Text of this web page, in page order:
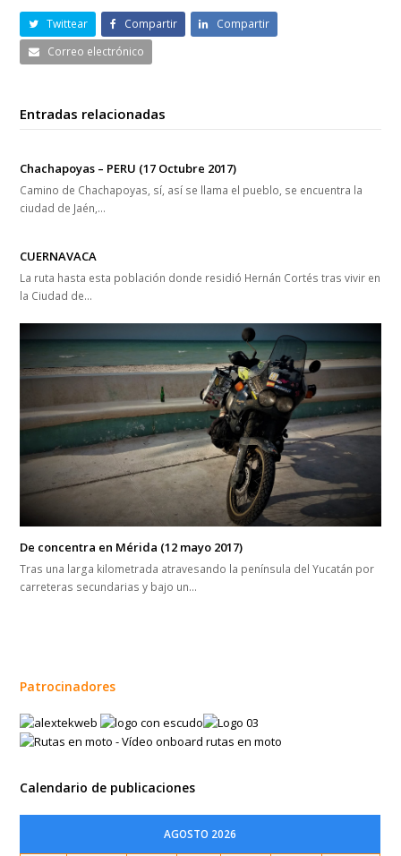
Twittear Compartir
Compartir
Correo electrónico
Entradas relacionadas
Chachapoyas – PERU (17 Octubre 2017)
Camino de Chachapoyas, sí, así se llama el pueblo, se encuentra la
ciudad de Jaén,…
CUERNAVACA
La ruta hasta esta población donde residió Hernán Cortés tras vivir en
la Ciudad de…
De concentra en Mérida (12 mayo 2017)
Tras una larga kilometrada atravesando la península del Yucatán por
carreteras secundarias y bajo un…
Patrocinadores
Calendario de publicaciones
AGOSTO 2026